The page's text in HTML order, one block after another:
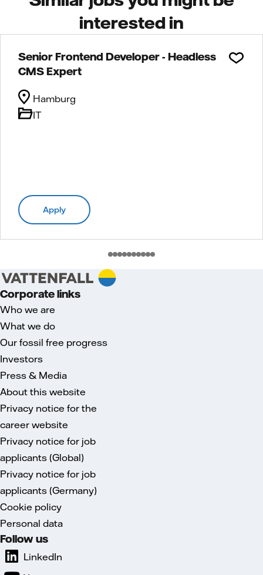
interested in
Senior Frontend Developer - Headless
CMS Expert
IT
Hamburg
Apply
Corporate links
Who we are
What we do
Our fossil free progress
Investors
Press & Media
About this website
Privacy notice for the
career website
Privacy notice for job
applicants (Global)
Privacy notice for job
applicants (Germany)
Cookie policy
Personal data
Follow us
LinkedIn